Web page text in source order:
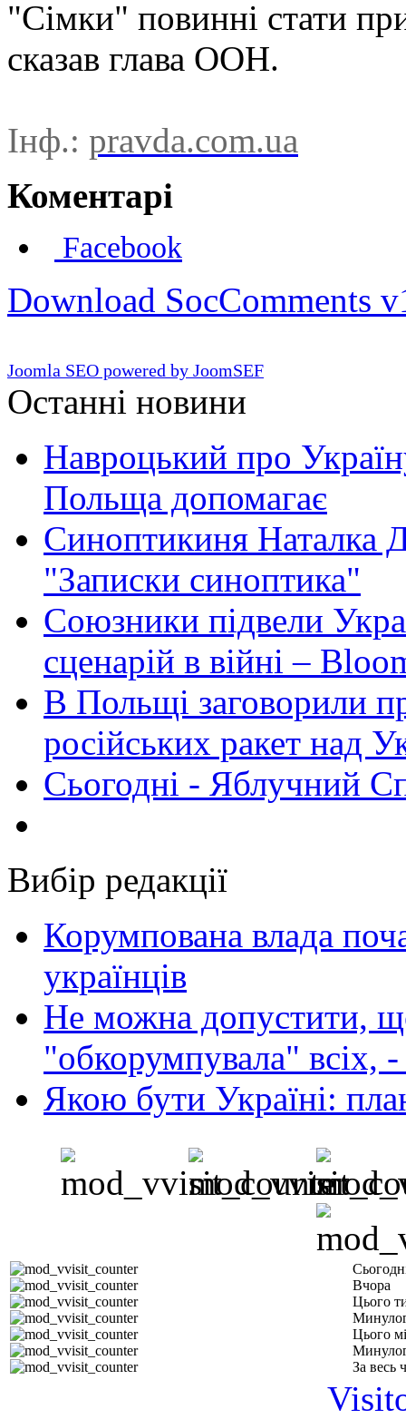
"Сімки" повинні стати
сказав глава ООН.
Інф.: pravda.com.ua
Коментарі
Facebook
Download SocComments
Joomla SEO powered by JoomSEF
Останні новини
Навроцький про
Польща допомагає
Синоптикиня Наталка
"Записки синоптика"
Союзники підвели
сценарій в війні –
В Польщі заговорили
російських ракет над
Сьогодні - Яблучний
Вибір редакції
Корумпована влада
українців
Не можна допустити,
"обкорумпувала" всіх,
Якою бути Україні:
Вчора
Цього
Цього
За весь